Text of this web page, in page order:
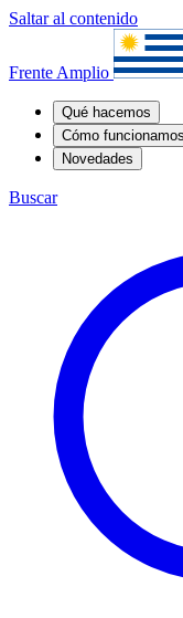
Saltar al contenido
Frente Amplio
Qué hacemos
Cómo funcionamos
Novedades
Buscar